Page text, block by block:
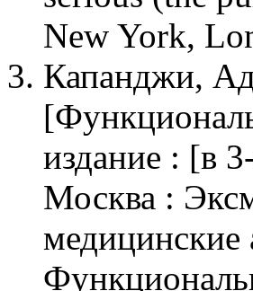
New York,
Капанджи,
издание : [в
Москва :
медицинские